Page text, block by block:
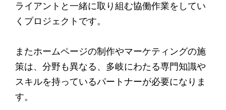
ライアントと一緒に取り組む協働作業をしてい
くプロジェクトです。
またホームページの制作やマーケティングの施
策は、分野も異なる、多岐にわたる専門知識や
スキルを持っているパートナーが必要になりま
す。